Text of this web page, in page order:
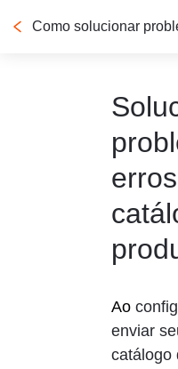
Ao
enviar
catálogo